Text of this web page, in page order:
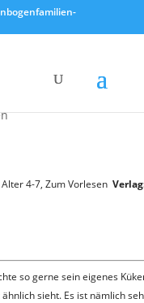
Alter 4-7, Zum Vorlesen
so gerne sein eigenes
sieht. Es ist nämlich